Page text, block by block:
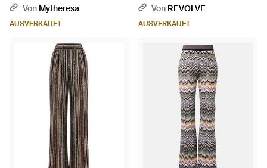
Schwarz
Von Mytheresa
AUSVERKAUFT
Leg Trousers - Mehrfarbig
Von REVOLVE
AUSVERKAUFT